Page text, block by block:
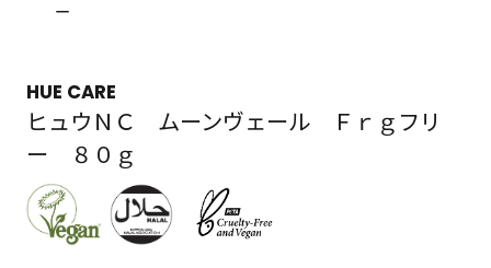
ー
HUE CARE
ヒュウＮＣ ムーンヴェール Ｆｒｇフリ
ー ８０ｇ